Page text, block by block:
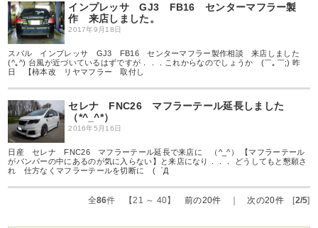
インプレッサ GJ3 FB16 センターマフラー製
作 来店しました。
2017年9月18日
スバル インプレッサ GJ3 FB16 センターマフラー製作相談 来店しました
(^｡^) 台風が近づいているはずですが．．．これからなのでしょうか (￣｡￣;) 昨
日 【柿本改 リヤマフラー 取付し
セレナ FNC26 マフラーテール延長しました
（*^_^*）
2016年5月16日
日産 セレナ FNC26 マフラーテール延長で来店に （^_^） 【マフラーテール
がバンパーの中にあるのが気に入らない】と来店になり．．． どうしてもと懇願さ
れ 仕方なくマフラーテールを切断に (゜Д
全86件 【21 ～ 40】前の20件 ｜ 次の20件[2/5]